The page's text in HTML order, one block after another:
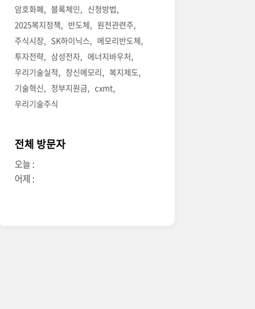
암호화폐
블록체인
신청방법
2025복지정책
반도체
원전관련주
주식시장
SK하이닉스
메모리반도체
투자전략
삼성전자
에너지바우처
우리기술실적
창신메모리
복지제도
기술혁신
정부지원금
cxmt
우리기술주식
전체 방문자
오늘 :
어제 :